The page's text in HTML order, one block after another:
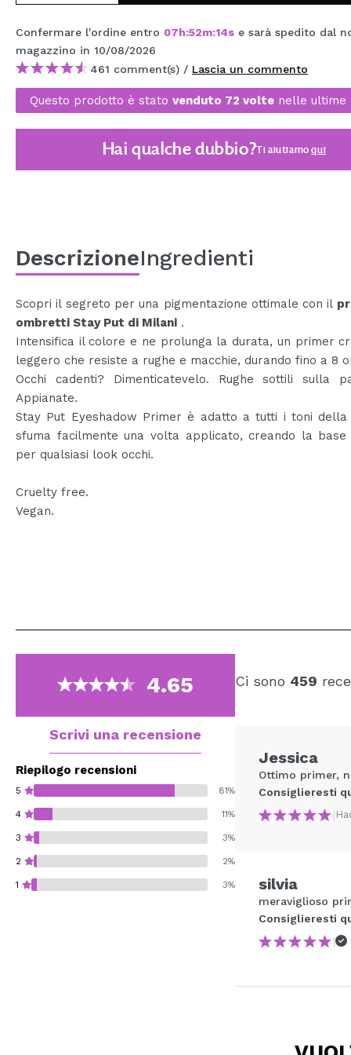
KOREA ZONE
TRAVEL SIZE
NATURE
PROSSIMAMENTE
Confermare l'ordine entro 07h:52m:14s e sarà spedito dal
magazzino in 10/08/2026
461 comment(s) / Lascia un commento
Questo prodotto è stato venduto 72 volte nelle ultime
Hai qualche dubbio?Ti aiutiamoqui
DescrizioneIngredienti
Scopri il segreto per una pigmentazione ottimale con il
ombretti Stay Put di Milani .
Intensifica il colore e ne prolunga la durata, un primer
leggero che resiste a rughe e macchie, durando fino a 8
Occhi cadenti? Dimenticatevelo. Rughe sottili sulla
Appianate.
Stay Put Eyeshadow Primer è adatto a tutti i toni
sfuma facilmente una volta applicato, creando la
per qualsiasi look occhi.
Cruelty free.
Vegan.
4.65
Scrivi una recensione
Riepilogo recensioni
5 81%
4 11%
3 3%
2 2%
1 3%
Ci sono 459
Jessica
Ottimo primer,
Consiglieresti
|
silvia
meraviglioso
Consiglieresti
|